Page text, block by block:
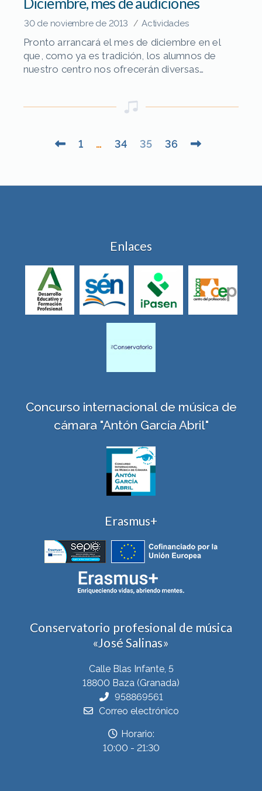
30 de noviembre de 2013 / Actividades
Pronto arrancará el mes de diciembre en el
que, como ya es tradición, los alumnos de
nuestro centro nos ofrecerán diversas
instrumental y en ellas los alumnos tendrán la
últimos meses. Las […]
Paginación
1 … 34 35 36
Enlaces
Concurso internacional de música de
cámara "Antón García Abril"
Erasmus+
Conservatorio profesional de música
«José Salinas»
Calle Blas Infante, 5
18800 Baza (Granada)
958869561
Correo electrónico
Horario:
10:00 - 21:30